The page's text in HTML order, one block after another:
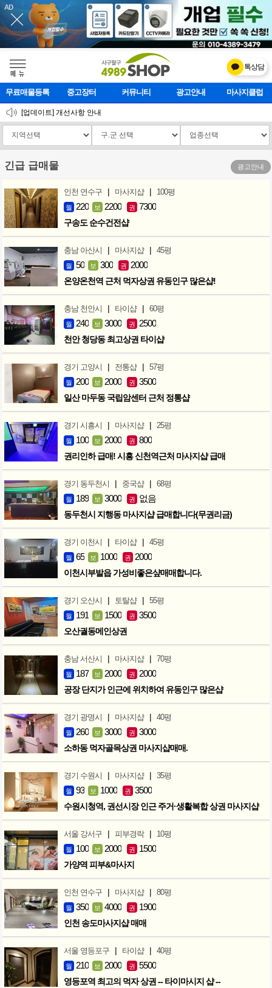
메    뉴
톡상담
무료매물등록 중고장터 커뮤니티 광고안내 관리사구인
[업데이트] 개선사항 안내
2026 설 연휴 운영안내
[업데이트]모바일 하단 고정메뉴 추가
긴급 급매물 광고안내
인천 연수구 | 마사지샵 | 100평
월 220 보 2200 권 7300
구송도 순수건전샵
충남 아산시 | 마사지샵 | 45평
월 50 보 300 권 2000
온양온천역 근처 먹자상권 유동인구 많은샵!
충남 천안시 | 타이샵 | 60평
월 240 보 3000 권 2500
천안 청당동 최고상권 타이샵
경기 고양시 | 전통샵 | 57평
월 200 보 2000 권 3500
일산 마두동 국립암센터 근처 정통샵
경기 시흥시 | 마사지샵 | 25평
월 100 보 2000 권 800
권리인하 급매! 시흥 신천역근처 마사지샵 급매
경기 동두천시 | 중국샵 | 68평
월 189 보 3000 권 없음
동두천시 지행동 마사지샵 급매합니다(무권리금)
경기 이천시 | 타이샵 | 45평
월 65 보 1000 권 2000
이천시부발읍 가성비좋은샾매매합니다.
경기 오산시 | 토탈샵 | 55평
월 191 보 1500 권 3500
오산궐동메인상권
충남 서산시 | 마사지샵 | 70평
월 187 보 2000 권 2000
공장 단지가 인근에 위치하여 유동인구 많은샵
경기 광명시 | 마사지샵 | 40평
월 260 보 3000 권 3000
소하동 먹자골목상권 마사지샵매매.
경기 수원시 | 마사지샵 | 35평
월 93 보 1000 권 3500
수원시청역, 권선시장 인근 주거·생활복합 상권 마사지샵
서울 강서구 | 피부경락 | 10평
월 100 보 2000 권 1500
가양역 피부&마사지
인천 연수구 | 마사지샵 | 80평
월 350 보 4000 권 1900
인천 송도마사지샵 매매
서울 영등포구 | 타이샵 | 40평
월 210 보 2000 권 5500
영등포역 최고의 먹자 상권 -- 타이마시지 샵 --